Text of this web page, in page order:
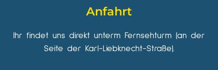
Anfahrt
Ihr findet uns direkt unterm Fernsehturm (an der
Seite der Karl-Liebknecht-Straße).